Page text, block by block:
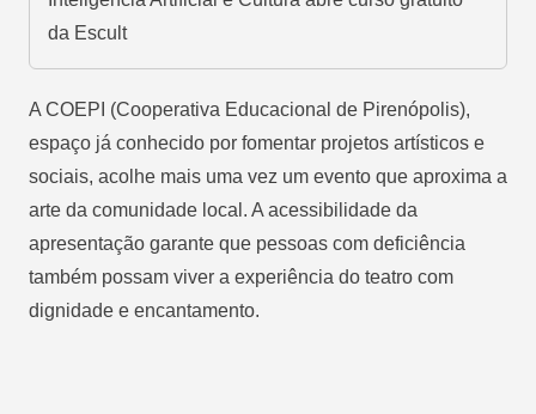
da Escult
A COEPI (Cooperativa Educacional de Pirenópolis),
espaço já conhecido por fomentar projetos artísticos e
sociais, acolhe mais uma vez um evento que aproxima a
arte da comunidade local. A acessibilidade da
apresentação garante que pessoas com deficiência
também possam viver a experiência do teatro com
dignidade e encantamento.